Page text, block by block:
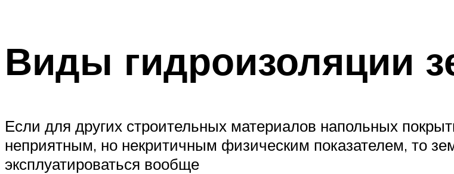
Виды гидроизоляции
Если для других строительных материалов напольных
неприятным, но некритичным физическим показателем, то
эксплуатироваться вообще